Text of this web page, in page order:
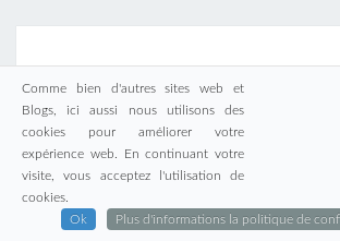
L
M M
1
2
6
13
14 15 16 17
Comme bien d'autres sites web et
Blogs, ici aussi nous utilisons des
cookies pour améliorer votre
expérience web. En continuant votre
visite, vous acceptez l'utilisation de
cookies.
Ok
Plus d'informations la politique de